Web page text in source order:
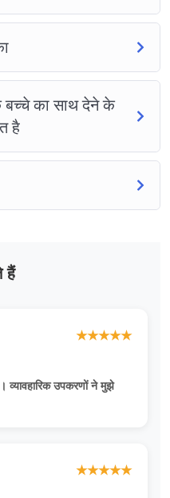
का साथ देने के
है
हैं
★★★★★
व्यावहारिक उपकरणों ने मुझे
★★★★★